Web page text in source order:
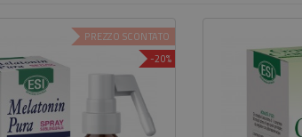
-20%
PREZZO SCONTATO